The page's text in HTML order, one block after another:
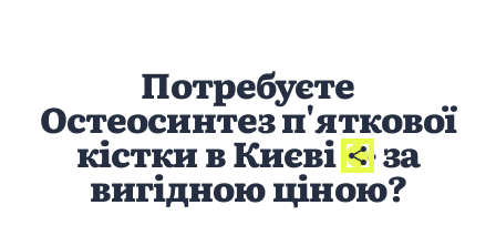
Лікування переломів шийки стегна і стегнової кістки
Лікування переломів гомілки
Лікування переломів п'яти
Полиостеоартроз
Протез синовіальної рідини
PRP-терапія
Розрив зв'язок
Потребуєте
Остеосинтез п'яткової
кістки в Києві - за
вигідною ціною?